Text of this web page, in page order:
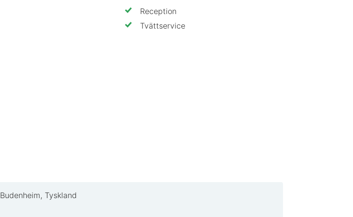
Reception
Tvättservice
Budenheim, Tyskland